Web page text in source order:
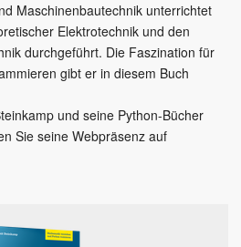
Maschinenbautechnik unterrichtet
Elektrotechnik und den
durchgeführt. Die Faszination für
gibt er in diesem Buch
und seine Python-Bücher
Sie seine Webpräsenz auf